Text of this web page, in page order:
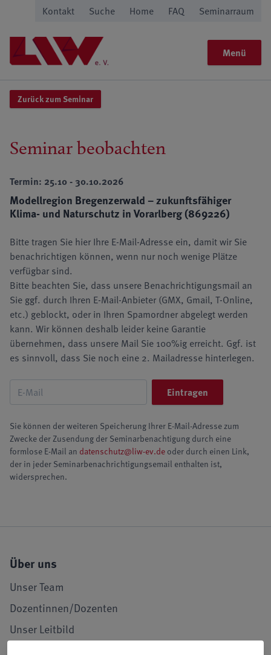
Kontakt Suche Home FAQ Seminarraum
Menü
Zurück zum Seminar
Seminar beobachten
Termin: 25.10 - 30.10.2026
Modellregion Bregenzerwald – zukunftsfähiger
Klima- und Naturschutz in Vorarlberg (869226)
Bitte tragen Sie hier Ihre E-Mail-Adresse ein, damit wir Sie
benachrichtigen können, wenn nur noch wenige Plätze
verfügbar sind.
Bitte beachten Sie, dass unsere Benachrichtigungsmail an
Sie ggf. durch Ihren E-Mail-Anbieter (GMX, Gmail, T-Online,
etc.) geblockt, oder in Ihren Spamordner abgelegt werden
kann. Wir können deshalb leider keine Garantie
übernehmen, dass unsere Mail Sie 100%ig erreicht. Ggf. ist
es sinnvoll, dass Sie noch eine 2. Mailadresse hinterlegen.
Sie können der weiteren Speicherung Ihrer E-Mail-Adresse zum
Zwecke der Zusendung der Seminarbenachtigung durch eine
formlose E-Mail an datenschutz@liw-ev.deoder durch einen Link,
der in jeder Seminarbenachrichtigungsemail enthalten ist,
widersprechen.
Über uns
Unser Team
Dozentinnen/Dozenten
Unser Leitbild